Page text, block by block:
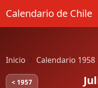
Calendario de Chile
Inicio Calendario 1958
< 1957